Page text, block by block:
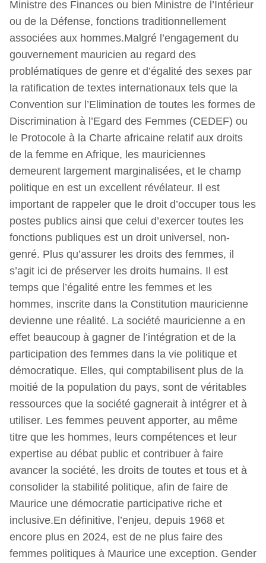
Ministre des Finances ou bien Ministre de l’Intérieur
ou de la Défense, fonctions traditionnellement
associées aux hommes.Malgré l’engagement du
gouvernement mauricien au regard des
problématiques de genre et d’égalité des sexes par
la ratification de textes internationaux tels que la
Convention sur l’Elimination de toutes les formes de
Discrimination à l’Egard des Femmes (CEDEF) ou
le Protocole à la Charte africaine relatif aux droits
de la femme en Afrique, les mauriciennes
demeurent largement marginalisées, et le champ
politique en est un excellent révélateur. Il est
important de rappeler que le droit d’occuper tous les
postes publics ainsi que celui d’exercer toutes les
fonctions publiques est un droit universel, non-
genré. Plus qu’assurer les droits des femmes, il
s’agit ici de préserver les droits humains. Il est
temps que l’égalité entre les femmes et les
hommes, inscrite dans la Constitution mauricienne
devienne une réalité. La société mauricienne a en
effet beaucoup à gagner de l’intégration et de la
participation des femmes dans la vie politique et
démocratique. Elles, qui comptabilisent plus de la
moitié de la population du pays, sont de véritables
ressources que la société gagnerait à intégrer et à
utiliser. Les femmes peuvent apporter, au même
titre que les hommes, leurs compétences et leur
expertise au débat public et contribuer à faire
avancer la société, les droits de toutes et tous et à
consolider la stabilité politique, afin de faire de
Maurice une démocratie participative riche et
inclusive.En définitive, l’enjeu, depuis 1968 et
encore plus en 2024, est de ne plus faire des
femmes politiques à Maurice une exception. Gender